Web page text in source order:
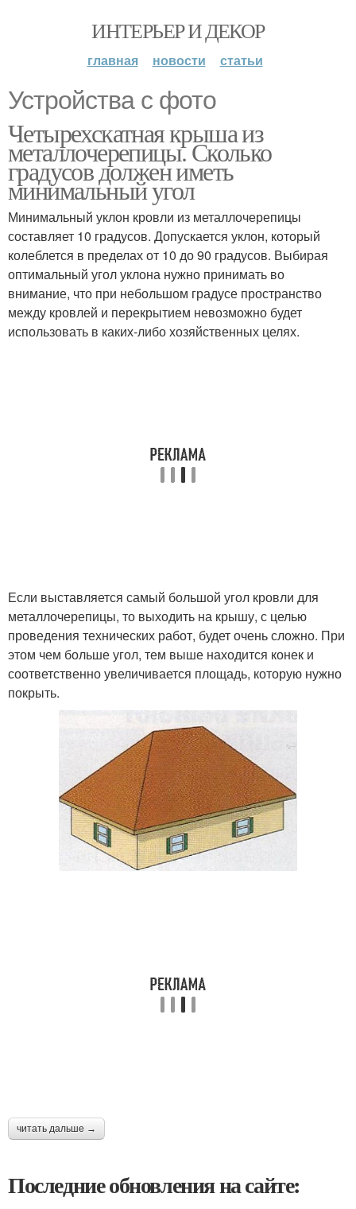
ИНТЕРЬЕР И ДЕКОР
главная новости статьи
Устройства с фото
Четырехскатная крыша из
металлочерепицы. Сколько
градусов должен иметь
минимальный угол
Минимальный уклон кровли из металлочерепицы
составляет 10 градусов. Допускается уклон, который
колеблется в пределах от 10 до 90 градусов. Выбирая
оптимальный угол уклона нужно принимать во
внимание, что при небольшом градусе пространство
между кровлей и перекрытием невозможно будет
использовать в каких-либо хозяйственных целях.
Если выставляется самый большой угол кровли для
металлочерепицы, то выходить на крышу, с целью
проведения технических работ, будет очень сложно. При
этом чем больше угол, тем выше находится конек и
соответственно увеличивается площадь, которую нужно
покрыть.
читать дальше →
Последние обновления на сайте: